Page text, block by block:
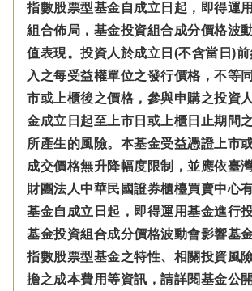
指數股票型基金自成立日起，即得運
組合佈局，基金投資組合成分價格波
值表現。投資人於成立日(不含當日)
入之每受益權單位之發行價格，不等
市或上櫃後之價格，參與申購之投資
金成立日起至上市日或上櫃日止期間
所產生的風險。本基金受益憑證上市
成交價格無升降幅度限制，並應依臺
財團法人中華民國證券櫃檯買賣中心
基金自成立日起，即得運用基金進行
基金投資組合成分價格波動會影響基
指數股票型基金之特性、相關投資風
擔之成本費用等資訊，請詳閱基金公開